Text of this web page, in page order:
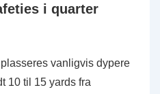
i quarter
vanligvis dypere
10 til 15 yards fra